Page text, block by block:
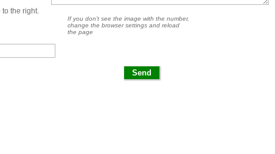
to the right.
If you don't see the image with the number,
change the browser settings and reload
the page